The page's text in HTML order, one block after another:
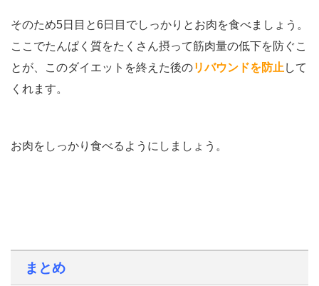
そのため5日目と6日目でしっかりとお肉を食べましょう。
ここでたんぱく質をたくさん摂って筋肉量の低下を防ぐこ
とが、このダイエットを終えた後のリバウンドを防止 して
くれます。
お肉をしっかり食べるようにしましょう。
まとめ